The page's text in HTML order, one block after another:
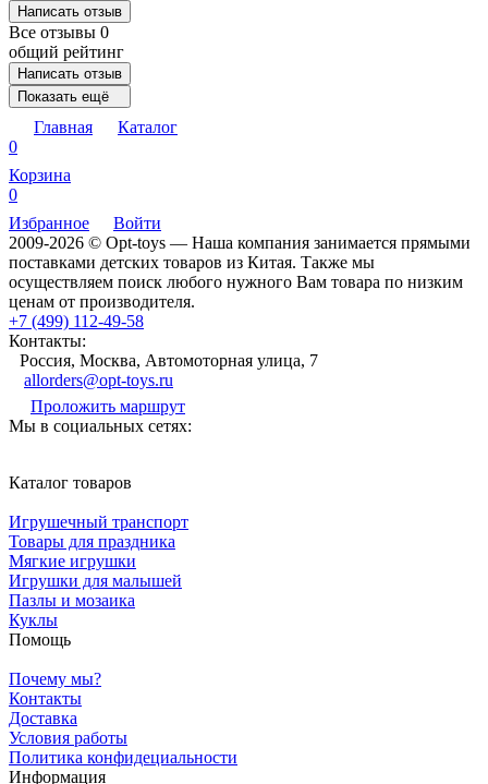
Написать отзыв
Все отзывы 0
общий рейтинг
Написать отзыв
Показать ещё
Главная
Каталог
0
Корзина
0
Избранное
Войти
2009-2026 © Opt-toys — Наша компания занимается прямыми
поставками детских товаров из Китая. Также мы
осуществляем поиск любого нужного Вам товара по низким
ценам от производителя.
+7 (499) 112-49-58
Контакты:
Россия, Москва, Автомоторная улица, 7
allorders@opt-toys.ru
Проложить маршрут
Мы в социальных сетях:
Каталог товаров
Игрушечный транспорт
Товары для праздника
Мягкие игрушки
Игрушки для малышей
Пазлы и мозаика
Куклы
Помощь
Почему мы?
Контакты
Доставка
Условия работы
Политика конфидециальности
Информация